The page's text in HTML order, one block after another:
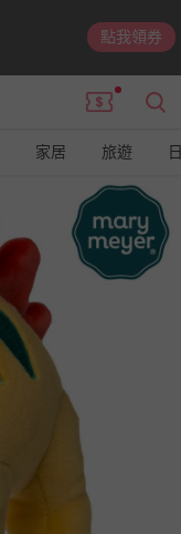
點我領券
家居 旅遊